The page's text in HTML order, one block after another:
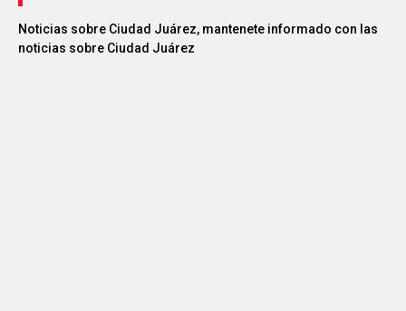
Noticias sobre Ciudad Juárez, mantenete informado con las
noticias sobre Ciudad Juárez